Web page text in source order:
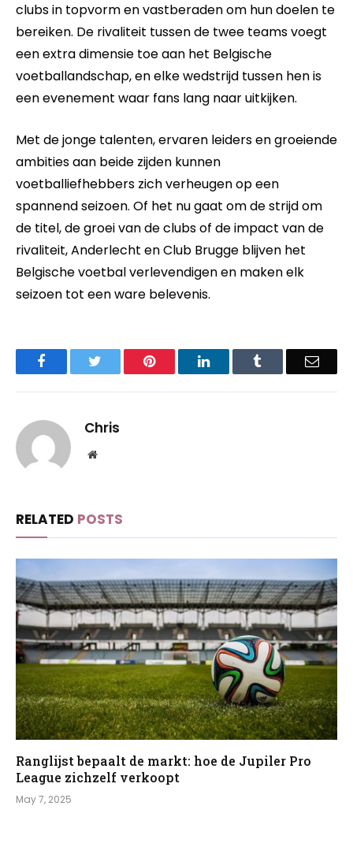
clubs in topvorm en vastberaden om hun doelen te
bereiken. De rivaliteit tussen de twee teams voegt
een extra dimensie toe aan het Belgische
voetballandschap, en elke wedstrijd tussen hen is
een evenement waar fans lang naar uitkijken.
Met de jonge talenten, ervaren leiders en groeiende
ambities aan beide zijden kunnen
voetballiefhebbers zich verheugen op een
spannend seizoen. Of het nu gaat om de strijd om
de titel, de groei van de clubs of de impact van de
rivaliteit, Anderlecht en Club Brugge blijven het
Belgische voetbal verlevendigen en maken elk
seizoen tot een ware belevenis.
Facebook Pinterest LinkedIn Email
Chris
Website
RELATED POSTS
Ranglijst bepaalt de markt: hoe de Jupiler Pro
League zichzelf verkoopt
May 7, 2025